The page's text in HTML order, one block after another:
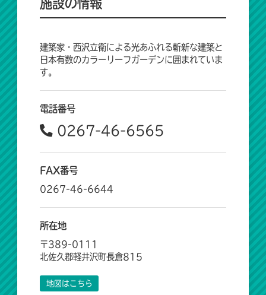
施設の情報
建築家・西沢立衛による光あふれる斬新な建築と
日本有数のカラーリーフガーデンに囲まれていま
す。
電話番号
0267-46-6565
FAX番号
0267-46-6644
所在地
〒389-0111
北佐久郡軽井沢町長倉815
地図はこちら